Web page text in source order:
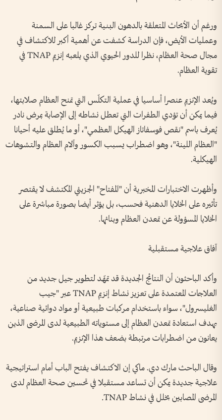
ورغم أن الأبحاث المتعلقة بالدهون البنية تركز غالبا على السمنة
وعمليات الأيض، فإن الدراسة كشفت عن أهمية أكبر للاكتشاف في
مجال صحة العظام، نظرا للدور الحيوي الذي يلعبه إنزيم TNAP في
تقوية العظام.
ويُعد الإنزيم عنصرا أساسيا في عملية التكلّس التي تمنح العظام صلابتها،
فيما يمكن أن تؤدي الطفرات التي تعطل نشاطه إلى الإصابة بمرض نادر
يُعرف باسم "نقص فوسفاتاز الهيكل العظمي"، أو ما يُطلق عليه أحيانا
"العظام اللينة"، وهو اضطراب يسبب الكسور وآلام العظام والتشوهات
الهيكلية.
وأظهرت الاختبارات المخبرية أن "المفتاح" الجزيئي المكتشف لا يقتصر
تأثيره على الخلايا الدهنية فحسب، بل يؤثر أيضا بصورة مباشرة على
الخلايا المسؤولة عن تمعدن العظام وبنائها.
آفاق علاجية مستقبلية
وأكد الباحثون أن النتائج الجديدة قد تمهّد لتطوير جيل جديد من
العلاجات المعتمدة على تعزيز نشاط إنزيم TNAP عبر "جيب
الغليسرول"، سواء باستخدام مركبات طبيعية أو مواد دوائية صناعية،
بهدف استعادة تمعدن العظام إلى مستوياته الطبيعية لدى المرضى الذين
يعانون من اضطرابات مرتبطة بضعف هذا الإنزيم.
وقال الباحث مارك دي. ماكي إن الاكتشاف يفتح الباب أمام استراتيجية
علاجية جديدة يمكن أن تساعد مستقبلا في تحسين صحة العظام لدى
المرضى المصابين بخلل في نشاط TNAP.